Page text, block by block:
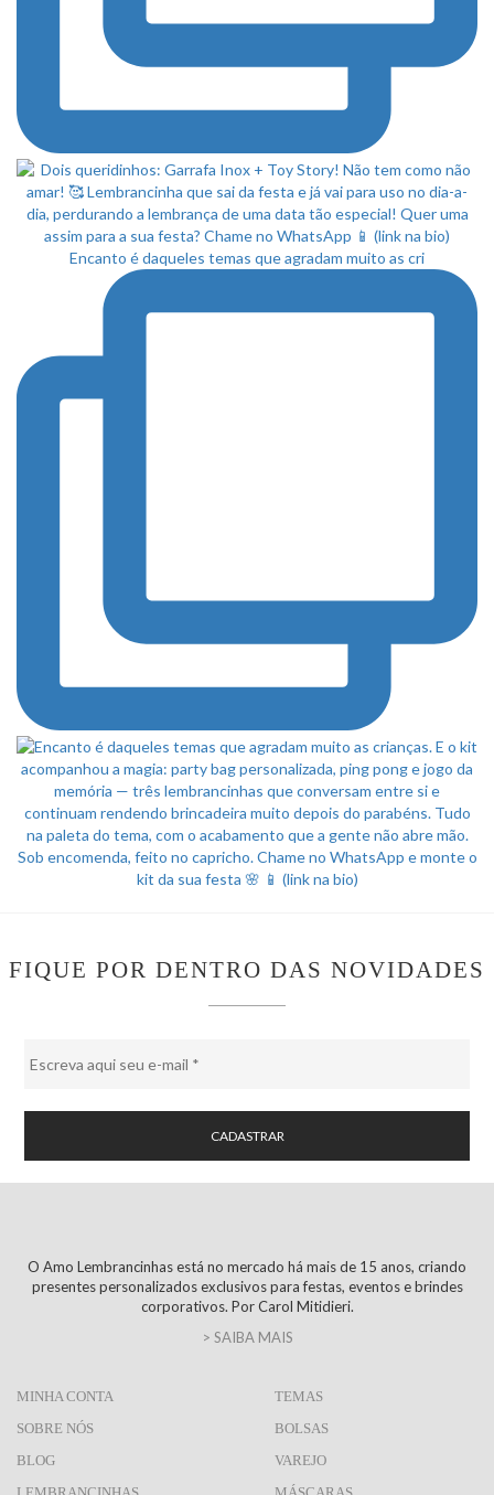
Encanto é daqueles temas que agradam muito as cri
FIQUE POR DENTRO DAS NOVIDADES
O Amo Lembrancinhas está no mercado há mais de 15 anos, criando
presentes personalizados exclusivos para festas, eventos e brindes
corporativos. Por Carol Mitidieri.
> SAIBA MAIS
MINHA CONTA
SOBRE NÓS
BLOG
TEMAS
BOLSAS
VAREJO